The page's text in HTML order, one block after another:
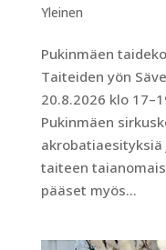
Yleinen
Pukinmäen
Taiteiden yön
20.8.2026 klo
Pukinmäen
taiteen
pääset myös...